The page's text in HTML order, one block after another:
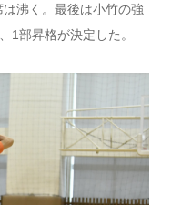
沸く。最後は小竹の強
1部昇格が決定した。